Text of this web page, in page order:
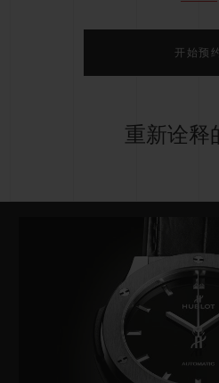
开始预
重新诠释